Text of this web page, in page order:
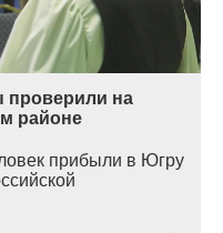
проверили на
районе
прибыли в Югру